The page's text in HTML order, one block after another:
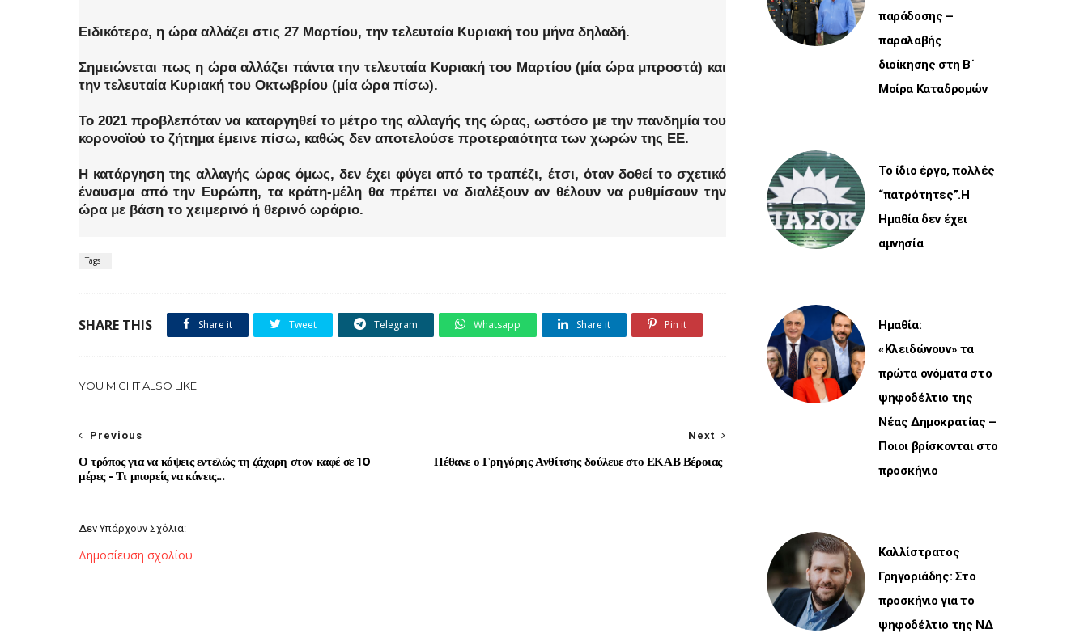
Ειδικότερα, η ώρα αλλάζει στις 27 Μαρτίου, την τελευταία Κυριακή του μήνα δηλαδή.
Σημειώνεται πως η ώρα αλλάζει πάντα την τελευταία Κυριακή του Μαρτίου (μία ώρα μπροστά) και
την τελευταία Κυριακή του Οκτωβρίου (μία ώρα πίσω).
Το 2021 προβλεπόταν να καταργηθεί το μέτρο της αλλαγής της ώρας, ωστόσο με την πανδημία του
κορονοϊού το ζήτημα έμεινε πίσω, καθώς δεν αποτελούσε προτεραιότητα των χωρών της ΕΕ.
Η κατάργηση της αλλαγής ώρας όμως, δεν έχει φύγει από το τραπέζι, έτσι, όταν δοθεί το σχετικό
έναυσμα από την Ευρώπη, τα κράτη-μέλη θα πρέπει να διαλέξουν αν θέλουν να ρυθμίσουν την
ώρα με βάση το χειμερινό ή θερινό ωράριο.
Tags :
SHARE THIS Share it Tweet Telegram Whatsapp Share it Pin it
YOU MIGHT ALSO LIKE
Next
Πέθανε ο Γρηγόρης Ανθίτσης δούλευε στο ΕΚΑΒ Βέροιας
Previous
Ο τρόπος για να κόψεις εντελώς τη ζάχαρη στον καφέ σε 10
μέρες - Τι μπορείς να κάνεις...
Δεν Υπάρχουν Σχόλια:
Δημοσίευση σχολίου
παράδοσης –
παραλαβής
διοίκησης στη Β΄
Μοίρα Καταδρομών
Το ίδιο έργο, πολλές
“πατρότητες”.Η
Ημαθία δεν έχει
αμνησία
Ημαθία:
«Κλειδώνουν» τα
πρώτα ονόματα στο
ψηφοδέλτιο της
Νέας Δημοκρατίας –
Ποιοι βρίσκονται στο
προσκήνιο
Καλλίστρατος
Γρηγοριάδης: Στο
προσκήνιο για το
ψηφοδέλτιο της ΝΔ